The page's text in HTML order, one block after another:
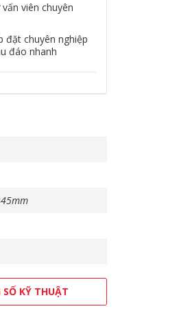
viên chuyên
đặt chuyên nghiệp
đáo nhanh
KỸ THUẬT